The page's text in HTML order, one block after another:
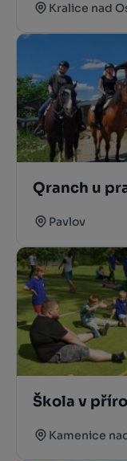
Kralice nad
Qranch u
Pavlov
Škola v
Kamenice